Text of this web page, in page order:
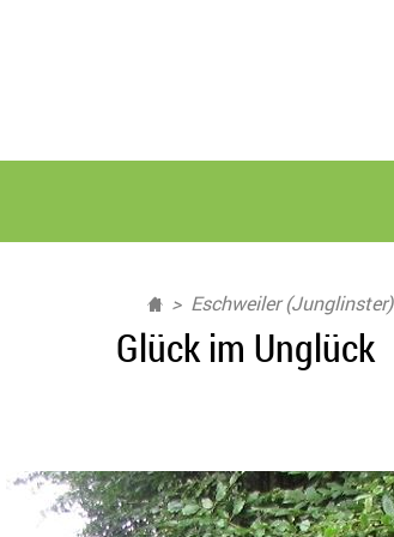
Eschweiler (Junglinster)
Glück im Unglück